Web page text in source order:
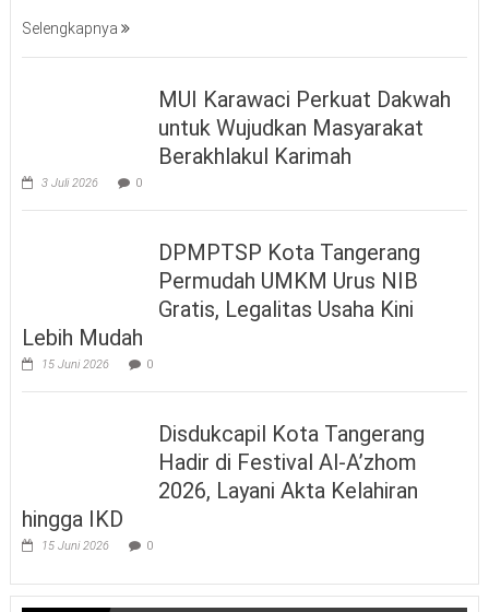
Selengkapnya
MUI Karawaci Perkuat Dakwah
untuk Wujudkan Masyarakat
Berakhlakul Karimah
3 Juli 2026 0
DPMPTSP Kota Tangerang
Permudah UMKM Urus NIB
Gratis, Legalitas Usaha Kini
Lebih Mudah
15 Juni 2026 0
Disdukcapil Kota Tangerang
Hadir di Festival Al-A’zhom
2026, Layani Akta Kelahiran
hingga IKD
15 Juni 2026 0